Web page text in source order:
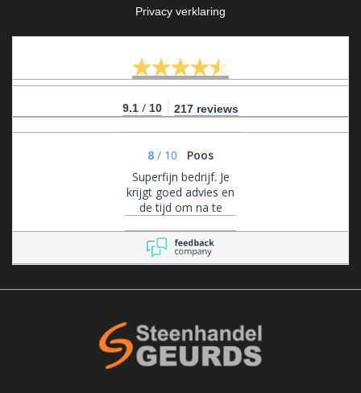
Privacy verklaring
9.1 / 10 217 reviews
8 / 10
Poos
Superfijn bedrijf. Je
krijgt goed advies en
de tijd om na te
bereikbaar voor
advies en flexibel in
het maken van